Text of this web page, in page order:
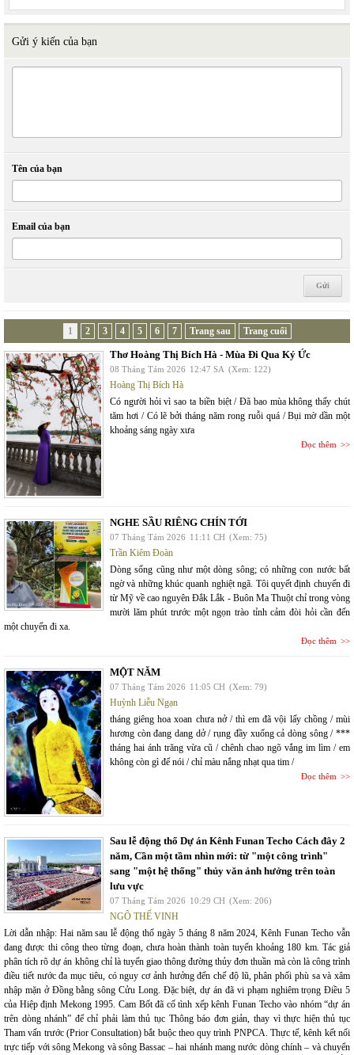
Gửi ý kiến của bạn
Tên của bạn
Email của bạn
1 2 3 4 5 6 7 Trang sau Trang cuối
Thơ Hoàng Thị Bích Hà - Mùa Đi Qua Ký Ức
08 Tháng Tám 2026 12:47 SA (Xem: 122)
Hoàng Thị Bích Hà
Có người hỏi vì sao ta biền biệt / Đã bao mùa không thấy chút
tăm hơi / Có lẽ bởi tháng năm rong ruỗi quá / Bụi mờ dần một
khoảng sáng ngày xưa
Đọc thêm
NGHE SẦU RIÊNG CHÍN TỚI
07 Tháng Tám 2026 11:11 CH (Xem: 75)
Trần Kiêm Đoàn
Dòng sống cũng như một dòng sông; có những con nước bất
ngờ và những khúc quanh nghiệt ngã. Tôi quyết định chuyến đi
từ Mỹ về cao nguyên Đắk Lắk - Buôn Ma Thuột chỉ trong vòng
mười lăm phút trước một ngọn trào tỉnh cảm đòi hỏi cần đến
một chuyến đi xa.
Đọc thêm
MỘT NĂM
07 Tháng Tám 2026 11:05 CH (Xem: 79)
Huỳnh Liễu Ngạn
tháng giêng hoa xoan chưa nở / thì em đã vội lấy chồng / mùi
hương còn đang dang dở / rụng đầy xuống cả dòng sông / ***
tháng hai ánh trăng vừa cũ / chênh chao ngõ vắng im lìm / em
không còn gì để nói / chỉ màu nắng nhạt qua tim /
Đọc thêm
Sau lễ động thổ Dự án Kênh Funan Techo Cách đây 2
năm, Cần một tầm nhìn mới: từ "một công trình"
sang "một hệ thống" thủy văn ảnh hưởng trên toàn
lưu vực
07 Tháng Tám 2026 10:29 CH (Xem: 206)
NGÔ THẾ VINH
Lời dẫn nhập: Hai năm sau lễ động thổ ngày 5 tháng 8 năm 2024, Kênh Funan Techo vẫn
đang được thi công theo từng đoạn, chưa hoàn thành toàn tuyến khoảng 180 km. Tác giả
phân tích rõ dự án không chỉ là tuyến giao thông đường thủy đơn thuần mà còn là công trình
điều tiết nước đa mục tiêu, có nguy cơ ảnh hưởng đến chế độ lũ, phân phối phù sa và xâm
nhập mặn ở Đồng bằng sông Cửu Long. Đặc biệt, dự án đã vi phạm nghiêm trọng Điều 5
của Hiệp định Mekong 1995. Cam Bốt đã cố tình xếp kênh Funan Techo vào nhóm “dự án
trên dòng nhánh” để chỉ phải làm thủ tục Thông báo đơn giản, thay vì thực hiện thủ tục
Tham vấn trước (Prior Consultation) bắt buộc theo quy trình PNPCA. Thực tế, kênh kết nối
trực tiếp với sông Mekong và sông Bassac – hai nhánh mang nước dòng chính – và chuyển